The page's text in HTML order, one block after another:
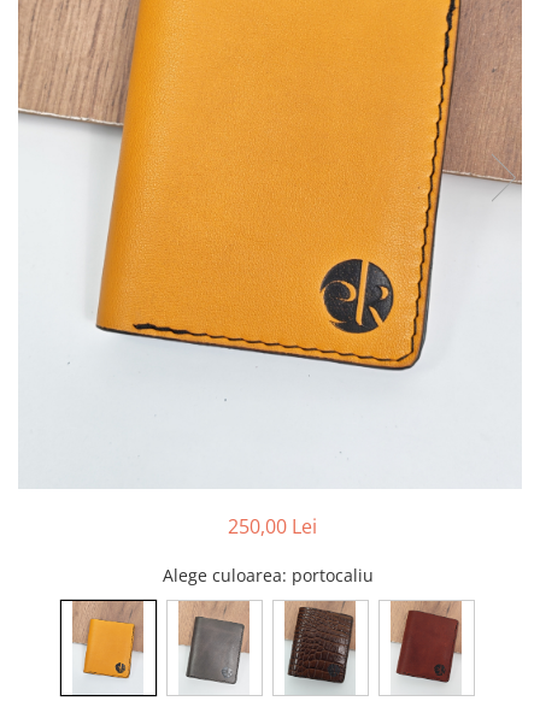
250,00 Lei
Alege culoarea: portocaliu